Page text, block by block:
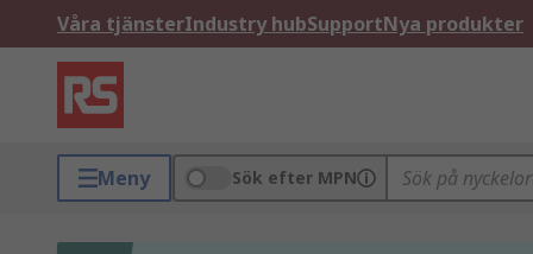
Våra tjänsterIndustry hubSupportNya produkter
Meny Sök efter MPN